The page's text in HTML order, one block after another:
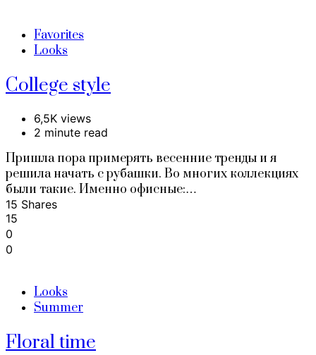
Favorites
Looks
College style
6,5K views
2 minute read
Пришла пора примерять весенние тренды и я
решила начать с рубашки. Во многих коллекциях
были такие. Именно офисные:…
15 Shares
15
0
0
Looks
Summer
Floral time